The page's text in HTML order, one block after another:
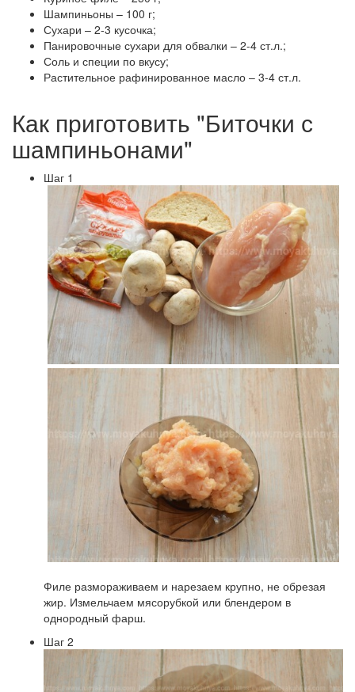
Шампиньоны – 100 г;
Сухари – 2-3 кусочка;
Панировочные сухари для обвалки – 2-4 ст.л.;
Соль и специи по вкусу;
Растительное рафинированное масло – 3-4 ст.л.
Как приготовить "Биточки с
шампиньонами"
Шаг 1
Филе размораживаем и нарезаем крупно, не обрезая
жир. Измельчаем мясорубкой или блендером в
однородный фарш.
Шаг 2